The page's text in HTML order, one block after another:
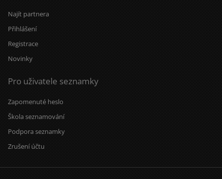
Najít partnera
Přihlášení
Registrace
Novinky
Pro uživatele seznamky
Zapomenuté heslo
Škola seznamování
Podpora seznamky
Zrušení účtu